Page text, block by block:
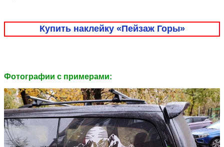
Купить наклейку «Пейзаж Горы»
Фотографии c примерами: